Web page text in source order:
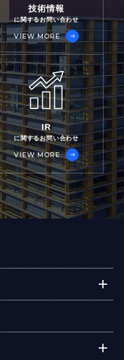
技術情報
に関するお問い合わせ
VIEW MORE
IR
に関するお問い合わせ
VIEW MORE